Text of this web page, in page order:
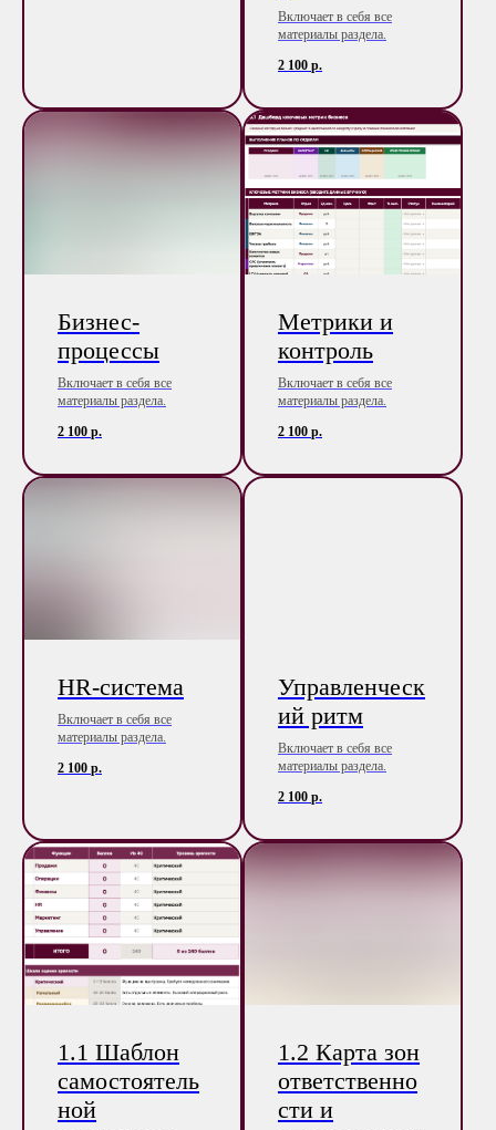
Включает в себя все
материалы раздела.
2 100 р.
Бизнес-
процессы
Включает в себя все
материалы раздела.
2 100 р.
Метрики и
контроль
Включает в себя все
материалы раздела.
2 100 р.
HR-система
Включает в себя все
материалы раздела.
2 100 р.
Управленческ
ий ритм
Включает в себя все
материалы раздела.
2 100 р.
1.1 Шаблон
самостоятель
ной
1.2 Карта зон
ответственно
сти и